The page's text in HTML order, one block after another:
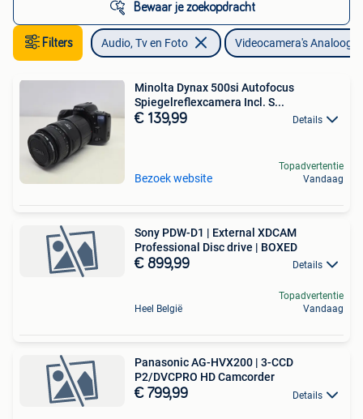
Bewaar je zoekopdracht
Filters Audio, Tv en Foto Videocamera's Analoog
Minolta Dynax 500si Autofocus
Spiegelreflexcamera Incl. S...
€ 139,99 Details
Bezoek website
Topadvertentie
Vandaag
Sony PDW-D1 | External XDCAM
Professional Disc drive | BOXED
€ 899,99 Details
Heel België
Topadvertentie
Vandaag
Panasonic AG-HVX200 | 3-CCD
P2/DVCPRO HD Camcorder
€ 799,99 Details